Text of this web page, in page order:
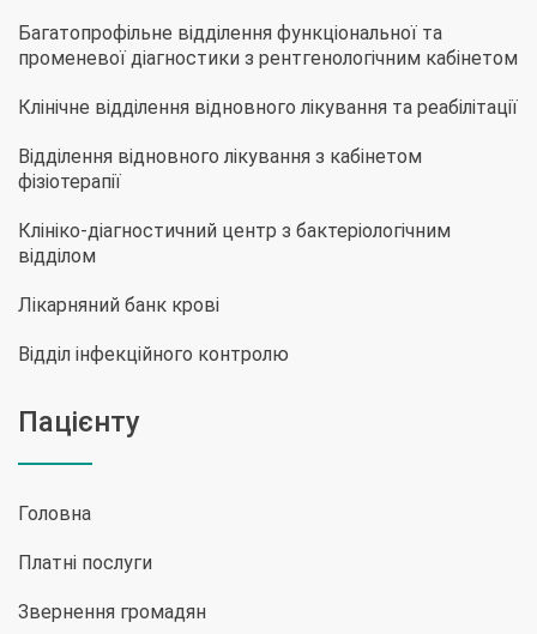
Багатопрофільне відділення функціональної та
променевої діагностики з рентгенологічним кабінетом
Клінічне відділення відновного лікування та реабілітації
Відділення відновного лікування з кабінетом
фізіотерапії
Клініко-діагностичний центр з бактеріологічним
відділом
Лікарняний банк крові
Відділ інфекційного контролю
Пацієнту
Головна
Платні послуги
Звернення громадян